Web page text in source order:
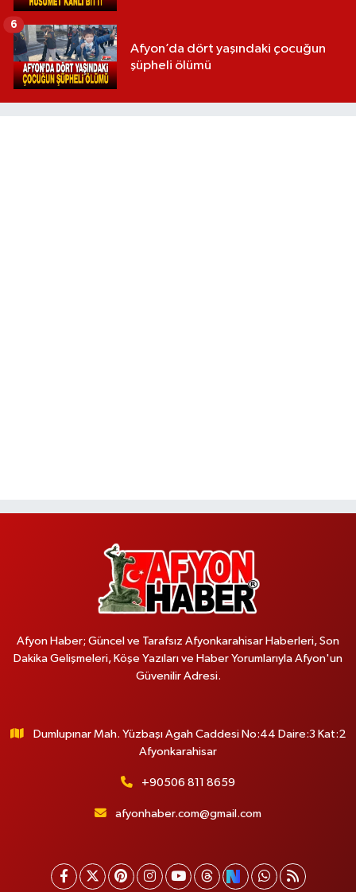
Afyon’da dört yaşındaki çocuğun
şüpheli ölümü
6
Afyon Haber; Güncel ve Tarafsız Afyonkarahisar Haberleri, Son
Dakika Gelişmeleri, Köşe Yazıları ve Haber Yorumlarıyla Afyon'un
Güvenilir Adresi.
Dumlupınar Mah. Yüzbaşı Agah Caddesi No:44 Daire:3 Kat:2
Afyonkarahisar
+90506 811 8659
afyonhaber.com@gmail.com